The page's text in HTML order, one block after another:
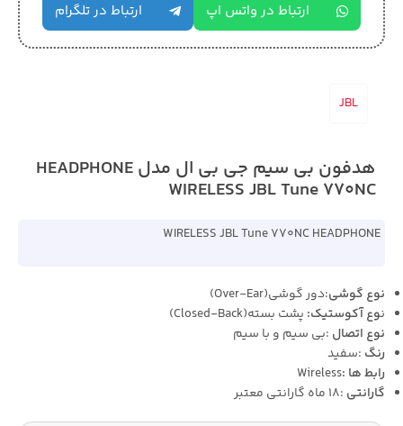
ارتباط در واتس اپ ارتباط در تلگرام
JBL
هدفون بی سیم جی بی ال مدل HEADPHONE
WIRELESS JBL Tune 770NC
WIRELESS JBL Tune 770NC HEADPHONE
نوع گوشی:دور گوشی(Over-Ear)
نوع آکوستیک: پشت بسته(Closed-Back)
نوع اتصال :بی سیم و با سیم
رنگ :سفید
رابط ها :Wireless
گارانتی :18 ماه گارانتی معتبر